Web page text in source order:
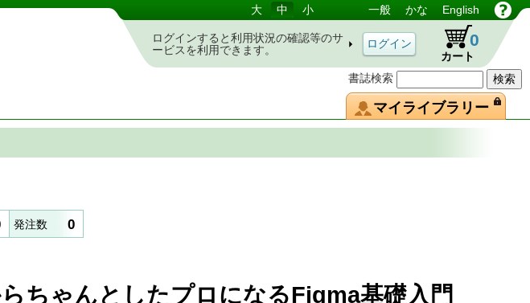
書誌検索
大 中 小 一般 かな English
ログインすると利用状況の確認等のサ
ービスを利用できます。
カート
0
マイライブラリー
発注数 0
らちゃんとしたプロになるFigma基礎入門